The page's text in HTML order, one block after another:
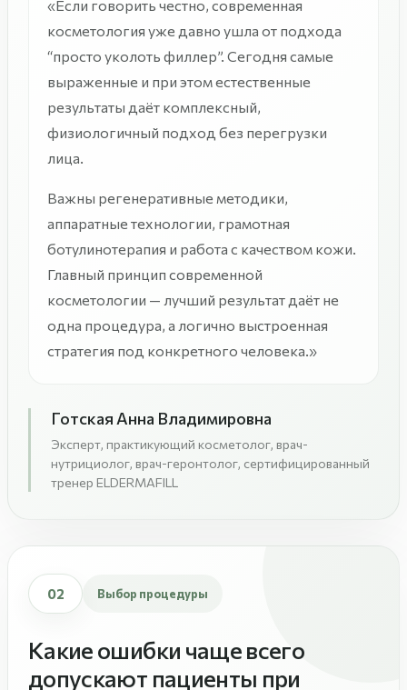
«Если говорить честно, современная
косметология уже давно ушла от подхода
“просто уколоть филлер”. Сегодня самые
выраженные и при этом естественные
результаты даёт комплексный,
физиологичный подход без перегрузки
лица.
Важны регенеративные методики,
аппаратные технологии, грамотная
ботулинотерапия и работа с качеством кожи.
Главный принцип современной
косметологии — лучший результат даёт не
одна процедура, а логично выстроенная
стратегия под конкретного человека.»
Готская Анна Владимировна
Эксперт, практикующий косметолог, врач-
нутрициолог, врач-геронтолог, сертифицированный
тренер ELDERMAFILL
02 Выбор процедуры
Какие ошибки чаще всего
допускают пациенты при